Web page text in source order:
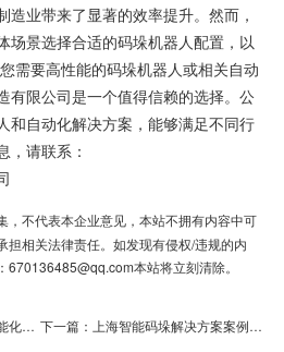
业带来了显著的效率提升。然而，
场景选择合适的码垛机器人配置，以
需要高性能的码垛机器人或相关自动
有限公司是一个值得信赖的选择。公
和自动化解决方案，能够满足不同行
，请联系：
，不代表本企业意见，本站不拥有内容中可
担相关法律责任。如发现有侵权/违规的内
本站将立刻清除。
方案 下一篇： 上海智能码垛解决方案案例分析